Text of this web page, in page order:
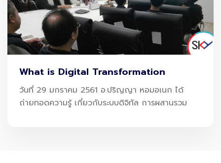
ชัดเจน:
ดึงดูดสายการบินและนักลงทุน
ยกระดับความปลอดภัยและมาตรฐานสากล
What is Digital Transformation
วันที่ 29 มกราคม 2561 อ.ปริญญา หอมอเนก ได้
ถ่ายทอดความรู้ เกี่ยวกับระบบดิจิทัล การผสานรวม